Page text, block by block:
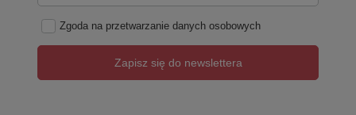
Zgoda na przetwarzanie danych osobowych
Zapisz się do newslettera